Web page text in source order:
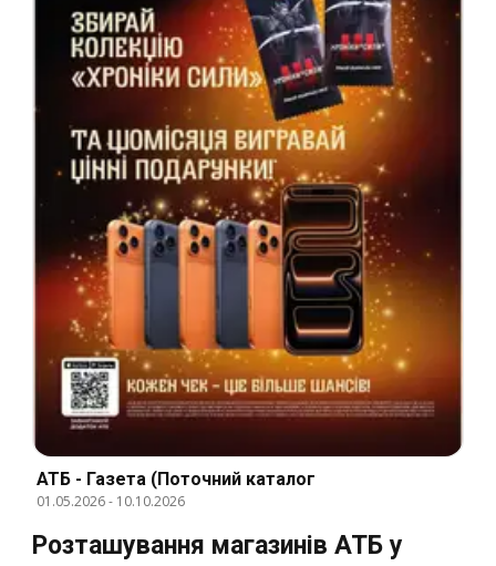
АТБ - Газета (Поточний каталог
01.05.2026- 10.10.2026
Розташування магазинів АТБ у